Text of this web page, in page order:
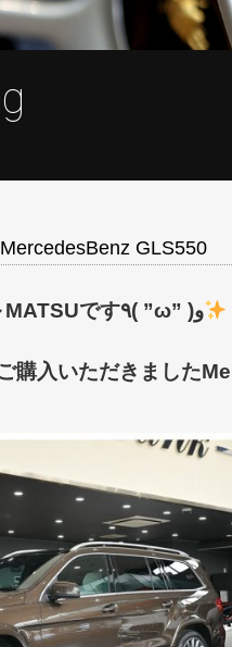
GLS550
みなさんこんばんは～MATSUです٩( ”ω” )و
購入いただきました